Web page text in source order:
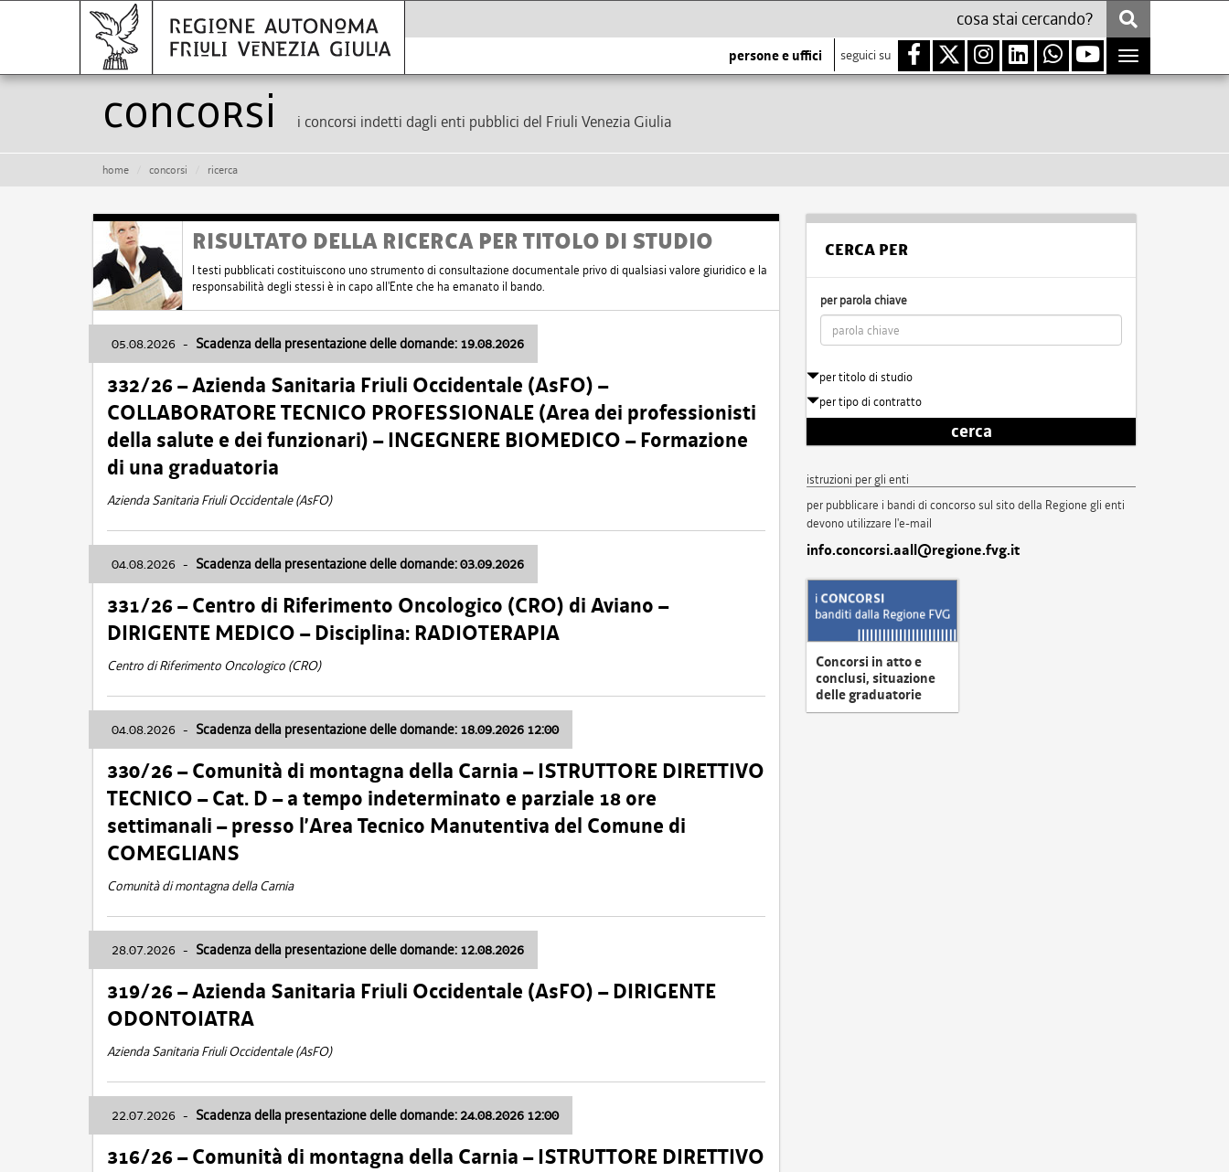
persone e uffici seguici su
Toggle
navigation
Concorsi i concorsi indetti dagli enti pubblici del Friuli Venezia Giulia
home concorsi ricerca
RISULTATO DELLA RICERCA PER TITOLO DI STUDIO
I testi pubblicati costituiscono uno strumento di consultazione documentale privo di qualsiasi valore giuridico e la
responsabilità degli stessi è in capo all'Ente che ha emanato il bando.
05.08.2026 - Scadenza della presentazione delle domande: 19.08.2026
332/26 – Azienda Sanitaria Friuli Occidentale (AsFO) –
COLLABORATORE TECNICO PROFESSIONALE (Area dei professionisti
della salute e dei funzionari) – INGEGNERE BIOMEDICO – Formazione
di una graduatoria
Azienda Sanitaria Friuli Occidentale (AsFO)
04.08.2026 - Scadenza della presentazione delle domande: 03.09.2026
331/26 – Centro di Riferimento Oncologico (CRO) di Aviano –
DIRIGENTE MEDICO – Disciplina: RADIOTERAPIA
Centro di Riferimento Oncologico (CRO)
04.08.2026 - Scadenza della presentazione delle domande: 18.09.2026 12:00
330/26 – Comunità di montagna della Carnia – ISTRUTTORE DIRETTIVO
TECNICO – Cat. D – a tempo indeterminato e parziale 18 ore
settimanali – presso l’Area Tecnico Manutentiva del Comune di
COMEGLIANS
Comunità di montagna della Carnia
28.07.2026 - Scadenza della presentazione delle domande: 12.08.2026
319/26 – Azienda Sanitaria Friuli Occidentale (AsFO) – DIRIGENTE
ODONTOIATRA
Azienda Sanitaria Friuli Occidentale (AsFO)
22.07.2026 - Scadenza della presentazione delle domande: 24.08.2026 12:00
316/26 – Comunità di montagna della Carnia – ISTRUTTORE DIRETTIVO
CERCA PER
per parola chiave
per titolo di studio
per tipo di contratto
cerca
istruzioni per gli enti
per pubblicare i bandi di concorso sul sito della Regione gli enti
devono utilizzare l'e-mail
info.concorsi.aall@regione.fvg.it
Concorsi in atto e
conclusi, situazione
delle graduatorie